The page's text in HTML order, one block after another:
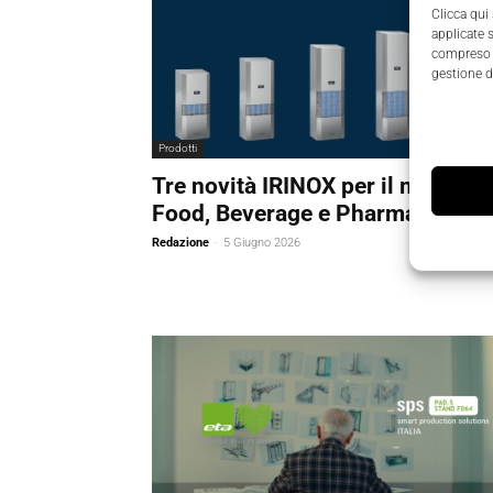
Clicca qui
applicate
gestione
Prodotti
Tre novità IRINOX per il mondo
Food, Beverage e Pharma
Redazione - 5 Giugno 2026